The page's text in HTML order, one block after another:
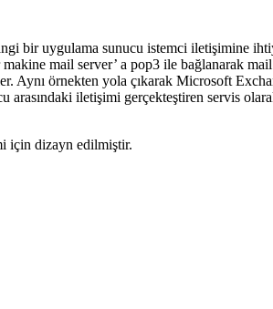
bir uygulama sunucu istemci iletişimine
mail server’ a pop3 ile bağlanarak
Aynı örnekten yola çıkarak Microsoft
iletişimi gerçekteştiren servis
için dizayn edilmiştir.